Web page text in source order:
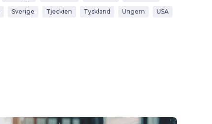
Sverige Tjeckien Tyskland Ungern USA